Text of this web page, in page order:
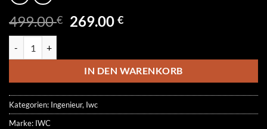
499.00€ Ursprünglicher
499.00 €
269.00€Aktueller
269.00 €.
IN DEN WARENKORB
Kategorien: Ingenieur, Iwc
Marke: IWC